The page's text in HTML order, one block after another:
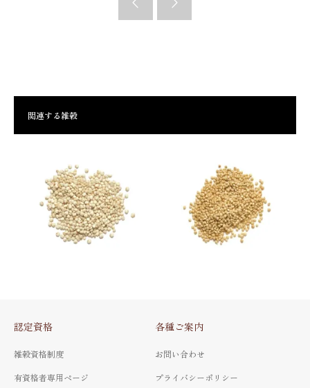
関連する雑穀
認定資格
雑穀資格制度
有資格者専用ページ
各種ご案内
お問い合わせ
プライバシーポリシー